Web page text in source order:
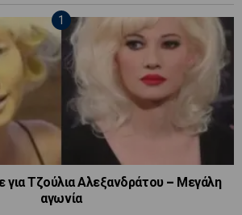
για Τζούλια Αλεξανδράτου – Μεγάλη
αγωνία